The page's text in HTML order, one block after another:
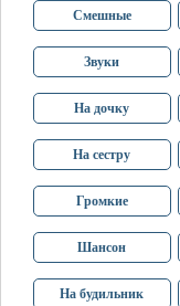
Смешные
Звуки
На дочку
На сестру
Громкие
Шансон
На будильник